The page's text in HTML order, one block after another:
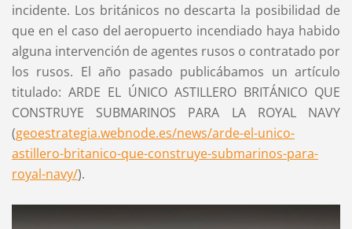
incidente. Los británicos no descarta la posibilidad de
que en el caso del aeropuerto incendiado haya habido
alguna intervención de agentes rusos o contratado por
los rusos. El año pasado publicábamos un artículo
titulado: ARDE EL ÚNICO ASTILLERO BRITÁNICO QUE
CONSTRUYE SUBMARINOS PARA LA ROYAL NAVY
(geoestrategia.webnode.es/news/arde-el-unico-
astillero-britanico-que-construye-submarinos-para-
royal-navy/).